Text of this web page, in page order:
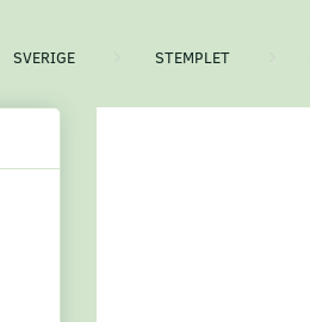
SVERIGE STEMPLET